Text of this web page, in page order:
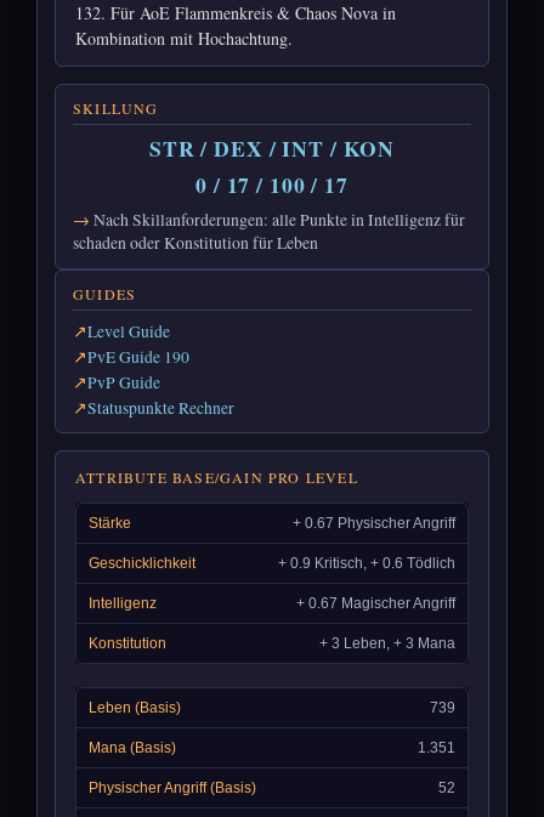
132. Für AoE Flammenkreis & Chaos Nova in
Kombination mit Hochachtung.
SKILLUNG
STR / DEX / INT / KON
0 / 17 / 100 / 17
Nach Skillanforderungen: alle Punkte in Intelligenz für
schaden oder Konstitution für Leben
GUIDES
Level Guide
PvE Guide 190
PvP Guide
Statuspunkte Rechner
ATTRIBUTE BASE/GAIN PRO LEVEL
+ 0.67 Physischer Angriff
+ 0.9 Kritisch, + 0.6 Tödlich
+ 0.67 Magischer Angriff
+ 3 Leben, + 3 Mana
739
1.351
52